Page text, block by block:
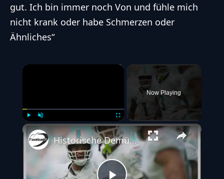
gut. Ich bin immer noch Von und fühle mich
nicht krank oder habe Schmerzen oder
Ähnliches“
×
Fullscreen
Now Playing
Historische Demütigung: Dolphins vernichtend, Broncos ernüchternd